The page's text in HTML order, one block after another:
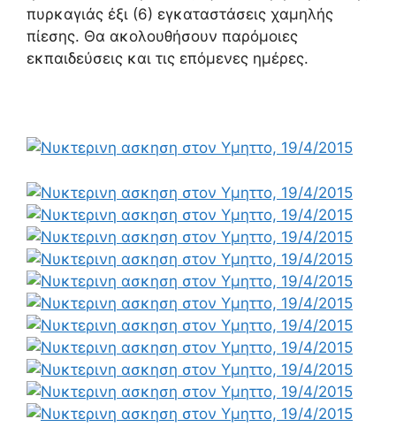
πυρκαγιάς έξι (6) εγκαταστάσεις χαμηλής
πίεσης. Θα ακολουθήσουν παρόμοιες
εκπαιδεύσεις και τις επόμενες ημέρες.